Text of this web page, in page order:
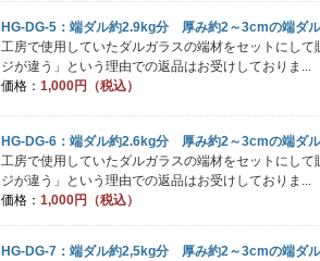
HG-DG-5：端ダル約2.9kg分 厚み約2～3cmの端ダ
工房で使用していたダルガラスの端材をセットにし
ジが違う」という理由での返品はお受けしておりま...
価格： 1,000円（税込）
HG-DG-6：端ダル約2.6kg分 厚み約2～3cmの端ダ
工房で使用していたダルガラスの端材をセットにし
ジが違う」という理由での返品はお受けしておりま...
価格： 1,000円（税込）
HG-DG-7：端ダル約2,5kg分 厚み約2～3cmの端ダ